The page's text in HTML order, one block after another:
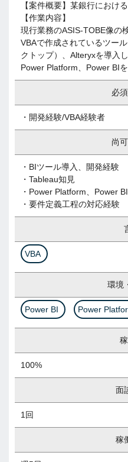
【案件概要】某銀行におけ
【作業内容】
現行業務のASIS-TOBE像の
VBAで作成されているツー
クトップ）、Alteryxを導入
Power Platform、Power BI
必
・開発経験/VBA経験者
尚
・BIツール導入、開発経験
・Tableau知見
・Power Platform、Power
・要件定義工程の対応経験
VBA
環境
Power BI Power
100%
面
1回
稼